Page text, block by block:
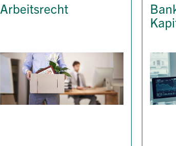
Arbeitsrecht